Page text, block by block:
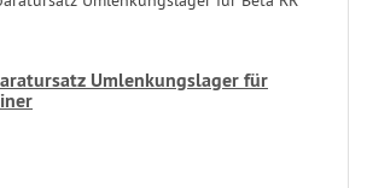
Umlenkungslager für